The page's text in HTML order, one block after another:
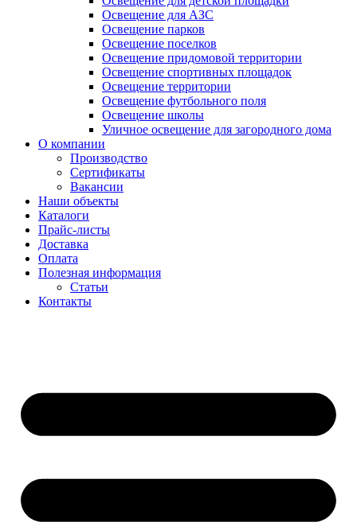
Освещение для АЗС
Освещение парков
Освещение поселков
Освещение придомовой территории
Освещение спортивных площадок
Освещение территории
Освещение футбольного поля
Освещение школы
Уличное освещение для загородного дома
О компании
Производство
Сертификаты
Вакансии
Наши объекты
Каталоги
Прайс-листы
Доставка
Оплата
Полезная информация
Статьи
Контакты